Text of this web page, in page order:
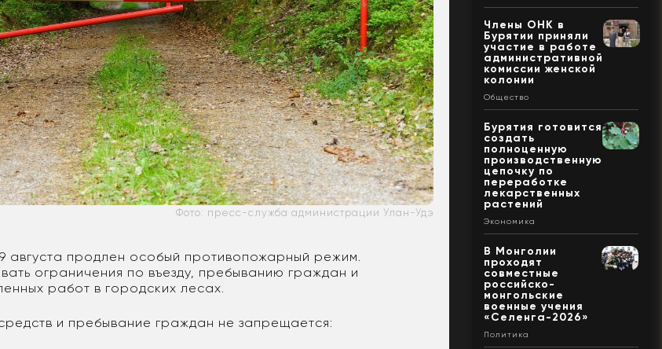
Фото: пресс-служба администрации Улан-Удэ
августа продлен особый противопожарный режим.
ограничения по въезду, пребыванию граждан и
работ в городских лесах.
и пребывание граждан не запрещается:
Члены ОНК в
Бурятии приняли
участие в работе
административной
комиссии женской
колонии
Общество
Бурятия готовится
создать
полноценную
производственную
цепочку по
переработке
лекарственных
растений
Экономика
В Монголии
проходят
совместные
российско-
монгольские
военные учения
«Селенга-2026»
Политика